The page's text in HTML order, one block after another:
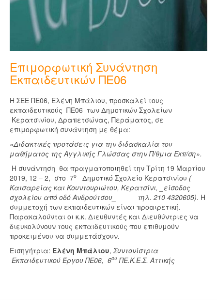
Επιμορφωτική Συνάντηση
Εκπαιδευτικών ΠΕ06
Η ΣΕΕ ΠΕ06, Ελένη Μπάλιου, προσκαλεί τους
εκπαιδευτικούς ΠΕ06 των Δημοτικών Σχολείων
Κερατσινίου, Δραπετσώνας, Περάματος, σε
επιμορφωτική συνάντηση με θέμα:
«Διδακτικές προτάσεις για την διδασκαλία του
μαθήματος της Αγγλικής Γλώσσας στην Π/θμια Εκπ/ση».
Η συνάντηση θα πραγματοποιηθεί την Τρίτη 19 Μαρτίου
2019, 12 – 2, στο 7ο Δημοτικό Σχολείο Κερατσινίου (
Καισαρείας και Κουντουριώτου, Κερατσίνι, _είσοδος
σχολείου από οδό Ανδρούτσου_ τηλ. 210 4320605). Η
συμμετοχή των εκπαιδευτικών είναι προαιρετική.
Παρακαλούνται οι κ.κ. Διευθυντές και Διευθύντριες να
διευκολύνουν τους εκπαιδευτικούς που επιθυμούν
προκειμένου να συμμετάσχουν.
Εισηγήτρια: Ελένη Μπάλιου, Συντονίστρια
Εκπαιδευτικού Έργου ΠΕ06, 6ου ΠΕ.Κ.Ε.Σ. Αττικής